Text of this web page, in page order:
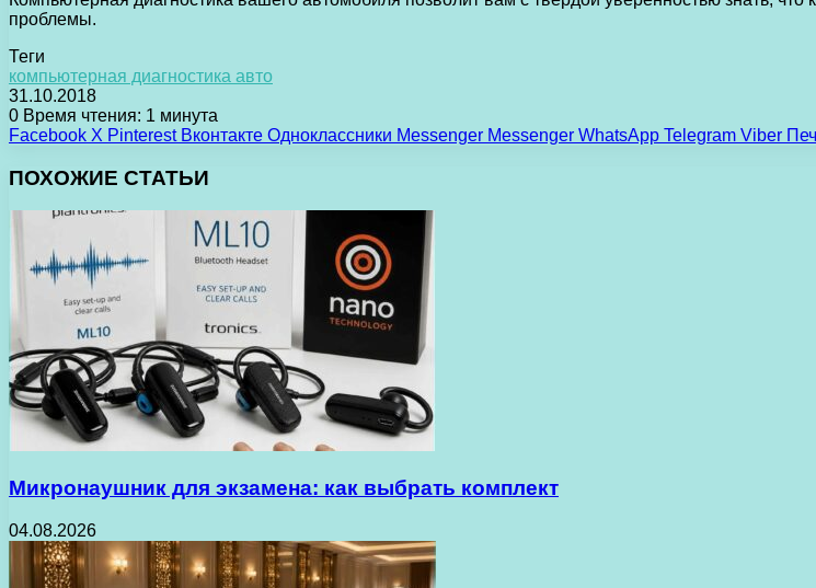
проблемы.
Теги
компьютерная диагностика авто
31.10.2018
0 Время чтения: 1 минута
Facebook X Pinterest Вконтакте Одноклассники Messenger Messenger WhatsApp Telegram Viber
ПОХОЖИЕ СТАТЬИ
Микронаушник для экзамена: как выбрать комплект
04.08.2026